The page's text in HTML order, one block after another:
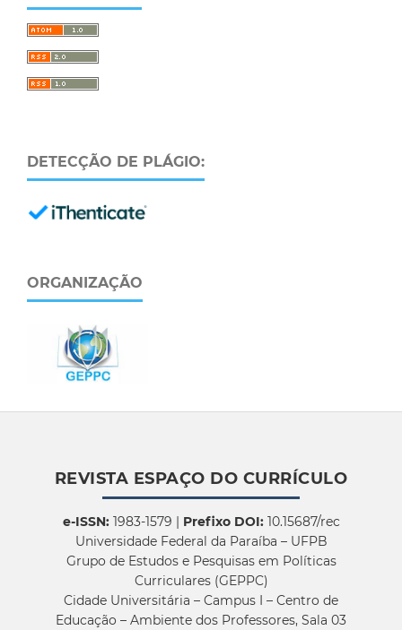
DETECÇÃO DE PLÁGIO:
ORGANIZAÇÃO
REVISTA ESPAÇO DO CURRÍCULO
e-ISSN:1983-1579 | Prefixo DOI:10.15687/rec
Universidade Federal da Paraíba – UFPB
Grupo de Estudos e Pesquisas em Políticas
Curriculares (GEPPC)
Cidade Universitária – Campus I – Centro de
Educação – Ambiente dos Professores, Sala 03